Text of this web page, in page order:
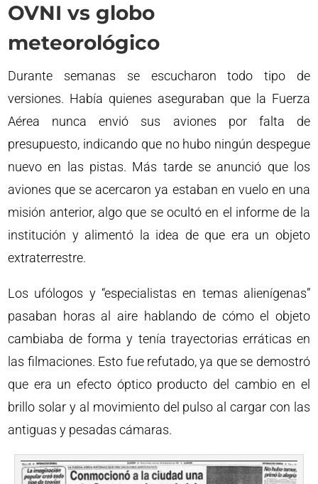
OVNI vs globo
meteorológico
Durante semanas se escucharon todo tipo de
versiones. Había quienes aseguraban que la Fuerza
Aérea nunca envió sus aviones por falta de
presupuesto, indicando que no hubo ningún despegue
nuevo en las pistas. Más tarde se anunció que los
aviones que se acercaron ya estaban en vuelo en una
misión anterior, algo que se ocultó en el informe de la
institución y alimentó la idea de que era un objeto
extraterrestre.
Los ufólogos y “especialistas en temas alienígenas”
pasaban horas al aire hablando de cómo el objeto
cambiaba de forma y tenía trayectorias erráticas en
las filmaciones. Esto fue refutado, ya que se demostró
que era un efecto óptico producto del cambio en el
brillo solar y al movimiento del pulso al cargar con las
antiguas y pesadas cámaras.